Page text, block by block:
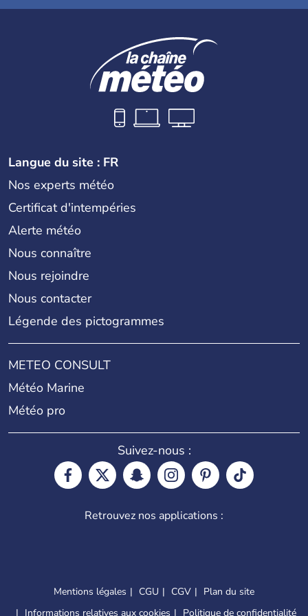
Langue du site : FR
Nos experts météo
Certificat d'intempéries
Alerte météo
Nous connaître
Nous rejoindre
Nous contacter
Légende des pictogrammes
METEO CONSULT
Météo Marine
Météo pro
Suivez-nous :
Retrouvez nos applications :
Mentions légales CGU CGV
Plan du site
Informations relatives aux cookies
Politique de confidentialité